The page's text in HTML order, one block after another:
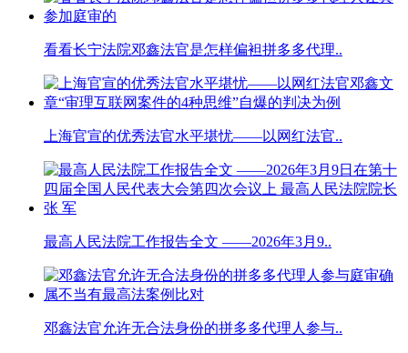
看看长宁法院邓鑫法官是怎样偏袒拼多多代理..
上海官宣的优秀法官水平堪忧——以网红法官..
最高人民法院工作报告全文 ——2026年3月9..
邓鑫法官允许无合法身份的拼多多代理人参与..